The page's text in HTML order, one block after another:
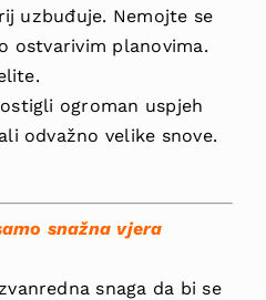
uzbuđuje. Nemojte se
ostvarivim planovima.
ogroman uspjeh
odvažno velike snove.
snažna vjera
snaga da bi se